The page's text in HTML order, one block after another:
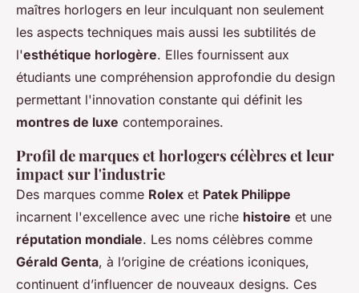
maîtres horlogers en leur inculquant non seulement
les aspects techniques mais aussi les subtilités de
l'esthétique horlogère. Elles fournissent aux
étudiants une compréhension approfondie du design
permettant l'innovation constante qui définit les
montres de luxe contemporaines.
Profil de marques et horlogers célèbres et leur
impact sur l'industrie
Des marques comme Rolex et Patek Philippe
incarnent l'excellence avec une riche histoire et une
réputation mondiale. Les noms célèbres comme
Gérald Genta, à l’origine de créations iconiques,
continuent d’influencer de nouveaux designs. Ces